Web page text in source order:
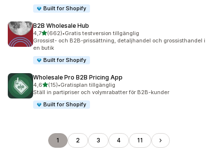
Built for Shopify
B2B Wholesale Hub
4,7av 5 stjärnor
(662)
662 recensioner totalt
•Gratis testversion tillgänglig
Grossist- och B2B-prissättning, detaljhandel och grossisthandel i
en butik
Built for Shopify
Wholesale Pro B2B Pricing App
4,6av 5 stjärnor
(15)
15 recensioner totalt
•Gratisplan tillgänglig
Ställ in partipriser och volymrabatter för B2B-kunder
Built for Shopify
1 2 3 4 11